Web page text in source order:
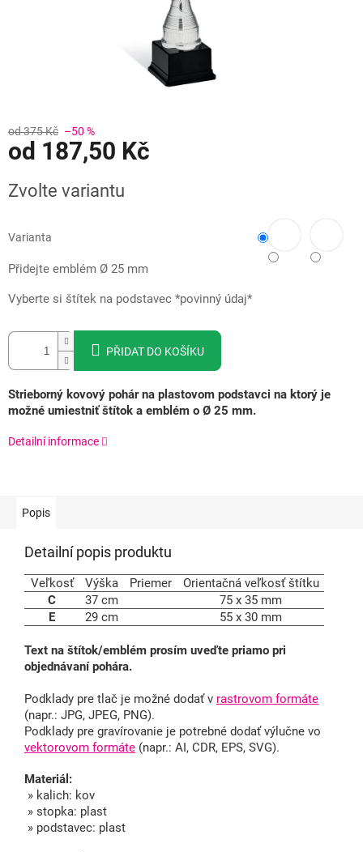
od 375 Kč –50 %
od 187,50 Kč
cena:
Zvolte variantu
Varianta
Přidejte emblém Ø 25 mm
Vyberte si štítek na podstavec *povinný údaj*
PŘIDAT DO KOŠÍKU
Strieborný kovový pohár na plastovom podstavci na ktorý je
možné umiestniť štítok a emblém o Ø 25 mm.
Detailní informace
Popis
Detailní popis produktu
Veľkosť Výška Priemer
Orientačná veľkosť štítku
C
37 cm
75 x 35 mm
E
29 cm 55 x 30 mm
Text na štítok/emblém prosím uveďte priamo pri
objednávaní pohára.
Podklady pre tlač je možné dodať v rastrovom formáte
(napr.: JPG, JPEG, PNG).
Podklady pre gravírovanie je potrebné dodať výlučne vo
vektorovom formáte (napr.: AI, CDR, EPS, SVG).
Materiál:
» kalich: kov
» stopka: plast
» podstavec: plast